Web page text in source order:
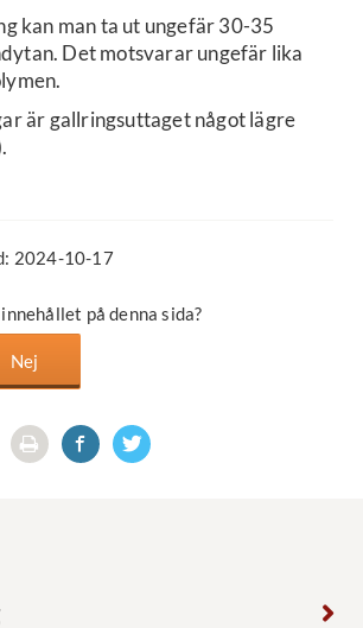
kan man ta ut ungefär 30-35
Det motsvarar ungefär lika
är gallringsuttaget något lägre
2024-10-17
på denna sida?